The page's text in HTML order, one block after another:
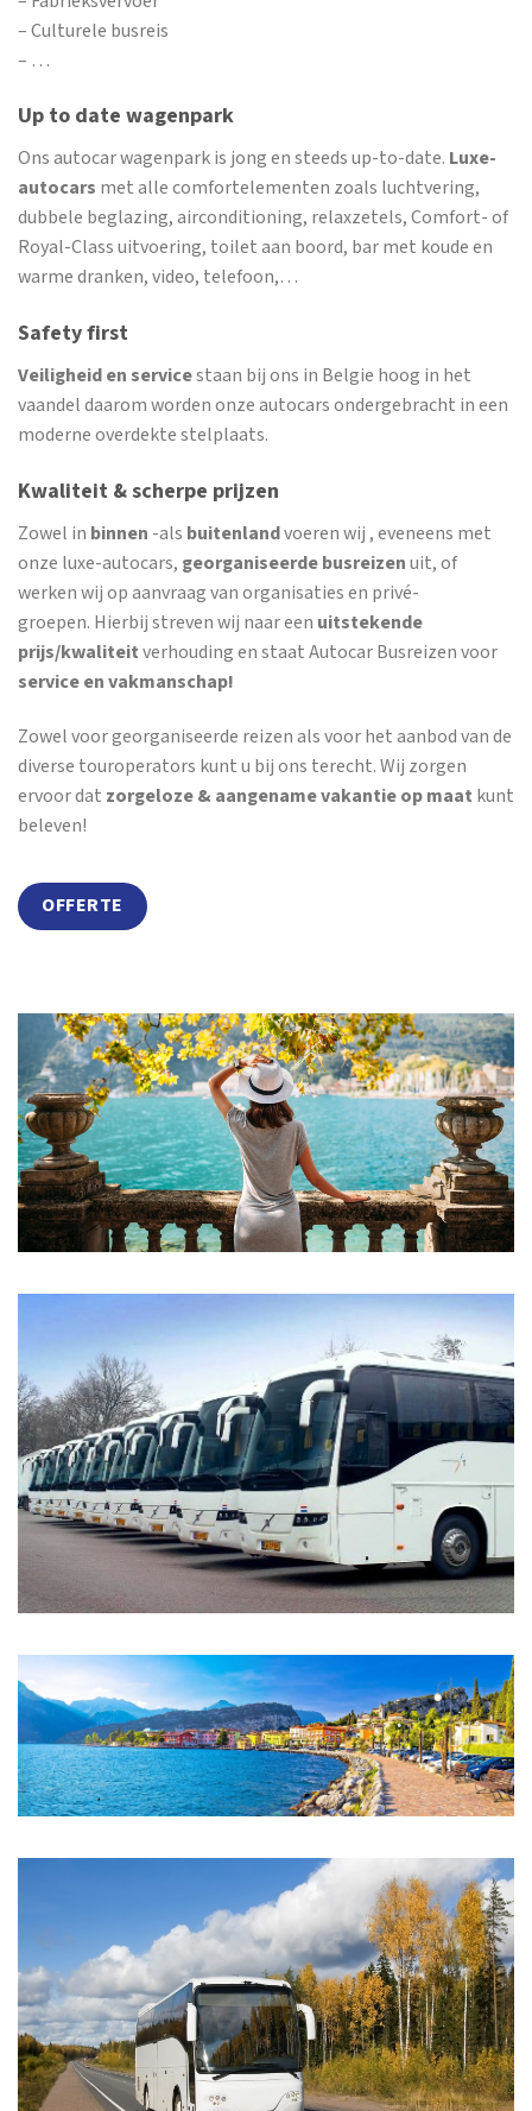
– Culturele busreis
– …
Up to date wagenpark
Ons autocar wagenpark is jong en steeds up-to-date. Luxe-
autocars met alle comfortelementen zoals luchtvering,
dubbele beglazing, airconditioning, relaxzetels, Comfort- of
Royal-Class uitvoering, toilet aan boord, bar met koude en
warme dranken, video, telefoon,…
Safety first
Veiligheid en servicestaan bij ons in Belgie hoog in het
vaandel daarom worden onze autocars ondergebracht in een
moderne overdekte stelplaats.
Kwaliteit & scherpe prijzen
Zowel in binnen -als buitenlandvoeren wij , eveneens met
onze luxe-autocars, georganiseerde busreizenuit, of
werken wij op aanvraag van organisaties en privé-
groepen. Hierbij streven wij naar een uitstekende
prijs/kwaliteitverhouding en staat Autocar Busreizen voor
service en vakmanschap!
Zowel voor georganiseerde reizen als voor het aanbod van de
diverse touroperators kunt u bij ons terecht. Wij zorgen
ervoor dat zorgeloze & aangename vakantie op maat kunt
beleven!
OFFERTE